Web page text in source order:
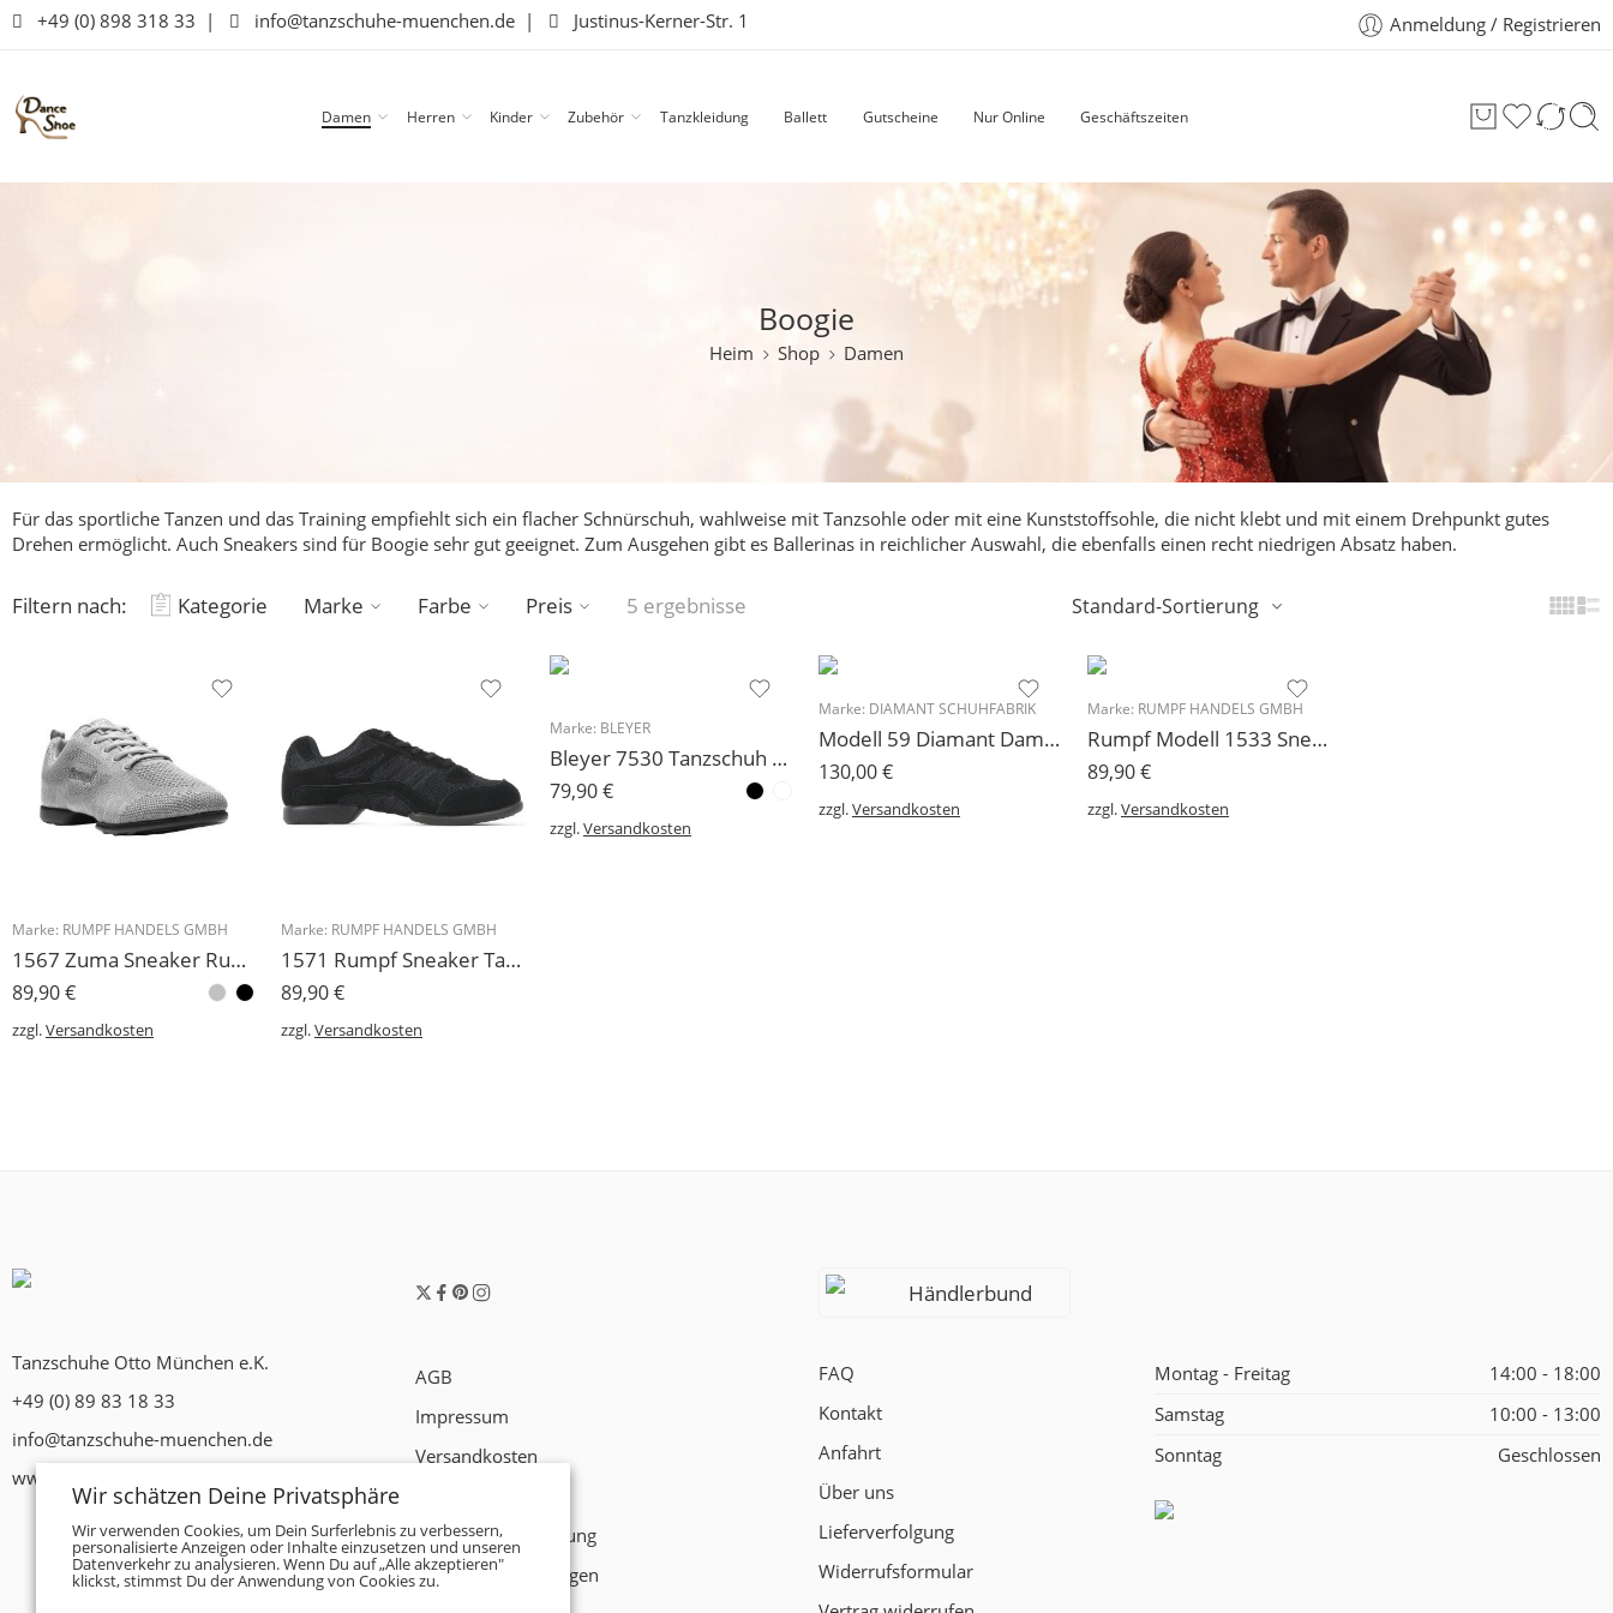
+49 (0) 898 318 33 | info@tanzschuhe-muenchen.de | Justinus-Kerner-Str. 1 Anmeldung / Registrieren
Damen Herren Kinder Zubehör Tanzkleidung Ballett Gutscheine Nur Online Geschäftszeiten
Boogie
Heim Shop Damen
Für das sportliche Tanzen und das Training empfiehlt sich ein flacher Schnürschuh, wahlweise mit Tanzsohle oder mit eine Kunststoffsohle, die nicht klebt und mit einem Drehpunkt gutes
Drehen ermöglicht. Auch Sneakers sind für Boogie sehr gut geeignet. Zum Ausgehen gibt es Ballerinas in reichlicher Auswahl, die ebenfalls einen recht niedrigen Absatz haben.
Filtern nach: Kategorie Marke Farbe Preis 5 ergebnisse Standard-Sortierung
Marke: RUMPF HANDELS GMBH
1567 Zuma Sneaker Rumpf Tanzschuh schwarz oder grau
89,90€
zzgl.Versandkosten
Marke: RUMPF HANDELS GMBH
1571 Rumpf Sneaker Tanzschuh Rumpf mit Chromledersohle
89,90€
zzgl.Versandkosten
Marke: BLEYER
Bleyer 7530 Tanzschuh Boogie Rock´n Roll viele Größen wieder eingetroffen!
79,90€
zzgl.Versandkosten
Marke: DIAMANT SCHUHFABRIK
Modell 59 Diamant Damen Tanzschuhe 3 cm
130,00€
zzgl.Versandkosten
Marke: RUMPF HANDELS GMBH
Rumpf Modell 1533 Sneaker mit durchgehender drehfreudiger Kunststoffsohle
89,90€
zzgl.Versandkosten
Tanzschuhe Otto München e.K.
+49 (0) 89 83 18 33
info@tanzschuhe-muenchen.de
www.tanzschuhe-muenchen.de
AGB
Impressum
Versandkosten
Datenschutzerklärung
Zahlungsbedingungen
Händlerbund
FAQ
Kontakt
Anfahrt
Über uns
Lieferverfolgung
Widerrufsformular
Montag - Freitag
14:00 - 18:00
Samstag
10:00 - 13:00
Sonntag
Geschlossen
Wir schätzen Deine Privatsphäre
Wir verwenden Cookies, um Dein Surferlebnis zu verbessern,
personalisierte Anzeigen oder Inhalte einzusetzen und unseren
Datenverkehr zu analysieren. Wenn Du auf „Alle akzeptieren"
klickst, stimmst Du der Anwendung von Cookies zu.